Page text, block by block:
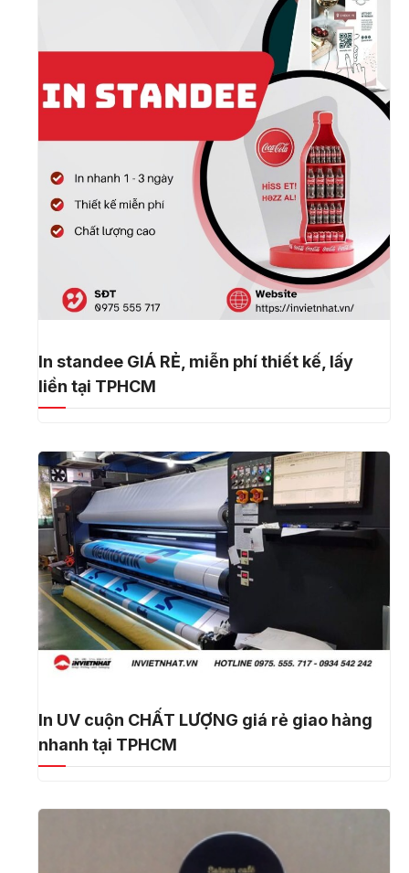
In standee GIÁ RẺ, miễn phí thiết kế, lấy
liền tại TPHCM
In UV cuộn CHẤT LƯỢNG giá rẻ giao hàng
nhanh tại TPHCM